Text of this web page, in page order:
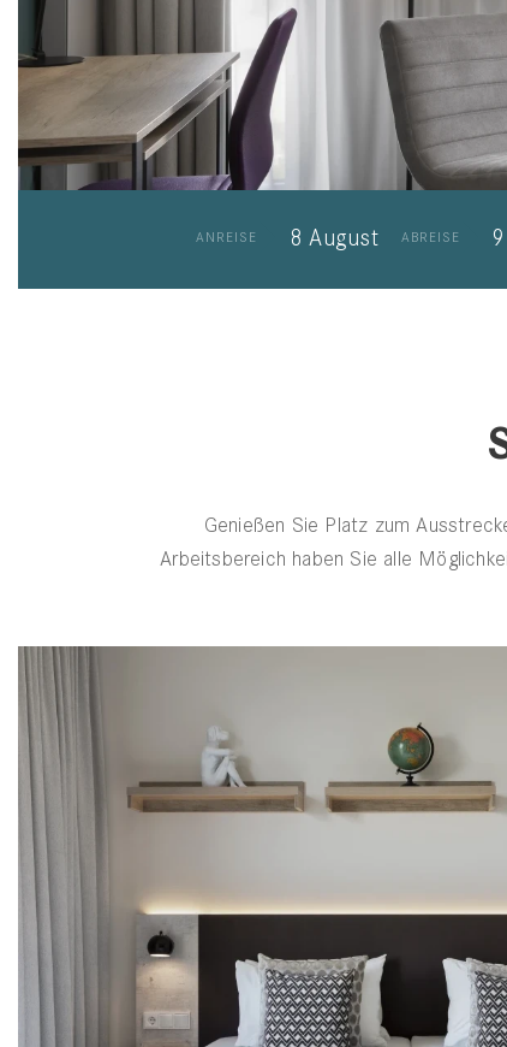
ANREISE 8 August ABREISE 9
Genießen Sie Platz zum
Arbeitsbereich haben Sie alle